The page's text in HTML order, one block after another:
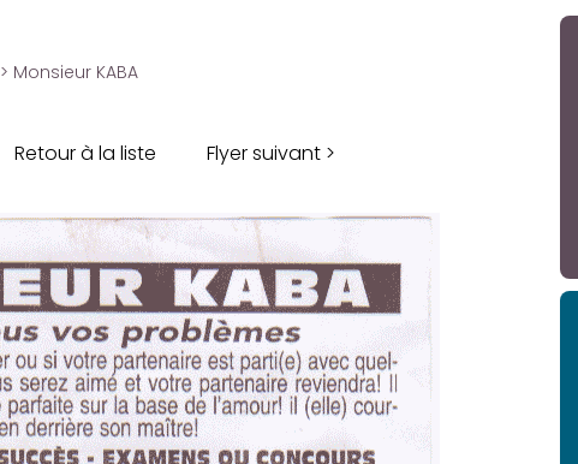
> Monsieur KABA
Retour à la liste Flyer suivant >